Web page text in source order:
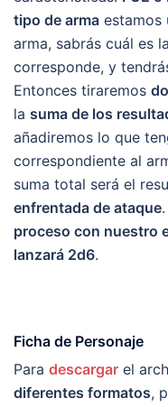
tipo de arma estamos
arma, sabrás cuál es
corresponde, y
Entonces tiraremos
la suma de los
añadiremos lo que
correspondiente al
suma total será el
enfrentada de ataque
proceso con nuestro
lanzará 2d6.
Ficha de Personaje
Para descargar el
diferentes formatos,